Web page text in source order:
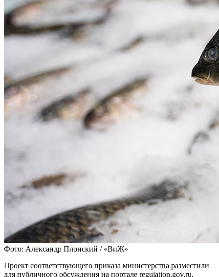
Фото: Александр Плонский / «ВиЖ»
Проект соответствующего приказа министерства разместили
для публичного обсуждения на портале regulation.gov.ru.